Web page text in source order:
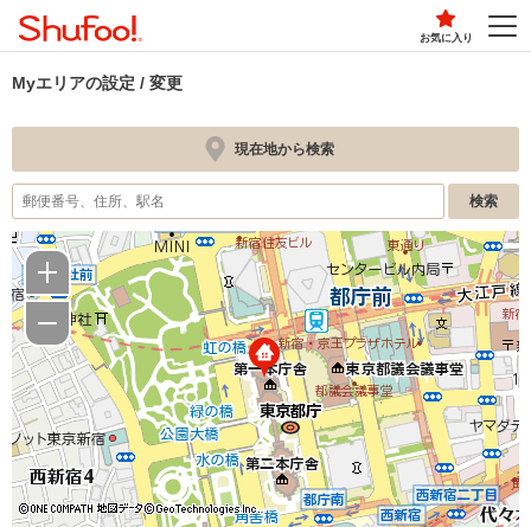
お気に入り
Myエリアの設定 / 変更
現在地から検索